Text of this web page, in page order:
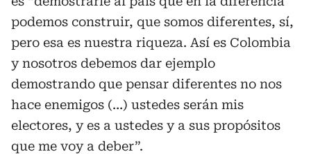
podemos construir, que somos diferentes, sí,
pero esa es nuestra riqueza. Así es Colombia
y nosotros debemos dar ejemplo
demostrando que pensar diferentes no nos
hace enemigos (…) ustedes serán mis
electores, y es a ustedes y a sus propósitos
que me voy a deber”.